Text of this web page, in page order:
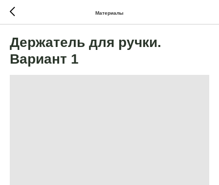
Материалы
Держатель для ручки.
Вариант 1